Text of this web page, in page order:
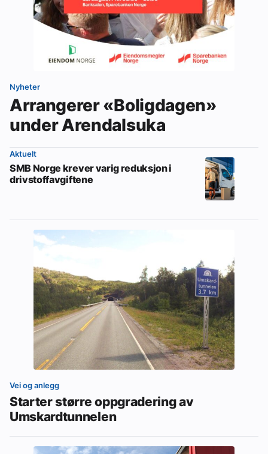
Nyheter
Arrangerer «Boligdagen»
under Arendalsuka
Aktuelt
SMB Norge krever varig reduksjon i
drivstoffavgiftene
Vei og anlegg
Starter større oppgradering av
Umskardtunnelen